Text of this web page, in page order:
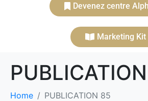
Devenez centre
Marketing Kit
Home PUBLICATION 85